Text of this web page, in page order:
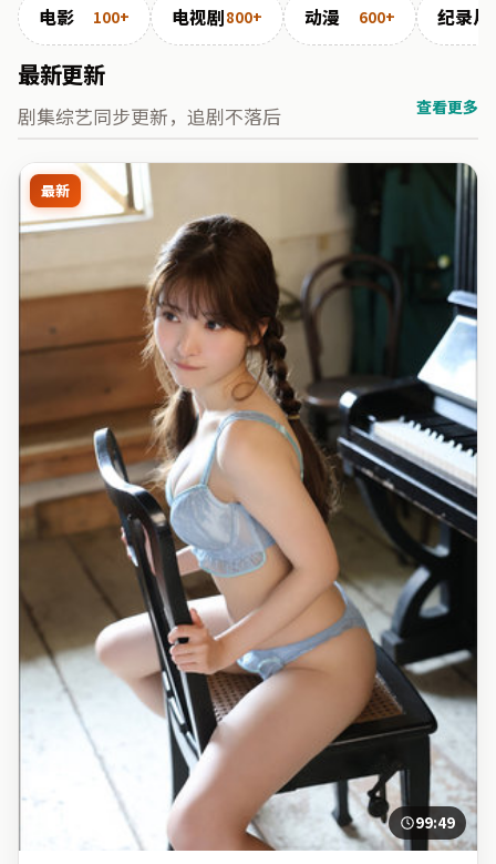
电影 100+ 电视剧800+ 动漫 600+ 纪录片
最新更新
剧集综艺同步更新，追剧不落后 查看更多
最新
99:49